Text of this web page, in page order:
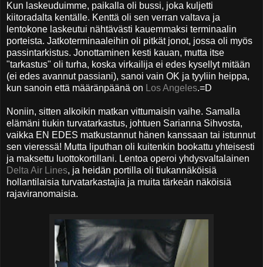
Kun laskeuduimme, paikalla oli bussi, joka kuljetti
kiitoradalta kentälle. Kenttä oli sen verran valtava ja
lentokone laskeutui nähtävästi kauemmaksi terminaalin
porteista. Jatkoterminaaleihin oli pitkät jonot, jossa oli myös
passintarkistus. Jonottaminen kesti kauan, mutta itse
"tarkastus" oli turha, koska virkailija ei edes kysellyt mitään
(ei edes avannut passiani), sanoi vain OK ja tyyliin heippa,
kun sanoin että määränpäänä on Los Angeles.=D
Noniin, sitten alkoikin matkan vittumaisin vaihe. Samalla
elämäni tiukin turvatarkastus, johtuen Sarianna Sihvosta,
vaikka EN EDES matkustannut hänen kanssaan tai istunnut
sen vieressä! Mutta liputhan oli kuitenkin bookattu yhteisesti
ja maksettu luottokortillani. Lentoa operoi yhdysvaltalainen
Delta Air Lines, ja heidän portilla oli tiukannäköisiä
hollantilaisia turvatarkastajia ja muita tärkeän näköisiä
rajaviranomaisia.